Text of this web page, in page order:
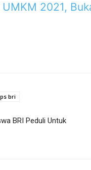
UMKM 2021,
bri
BRI Peduli Untuk